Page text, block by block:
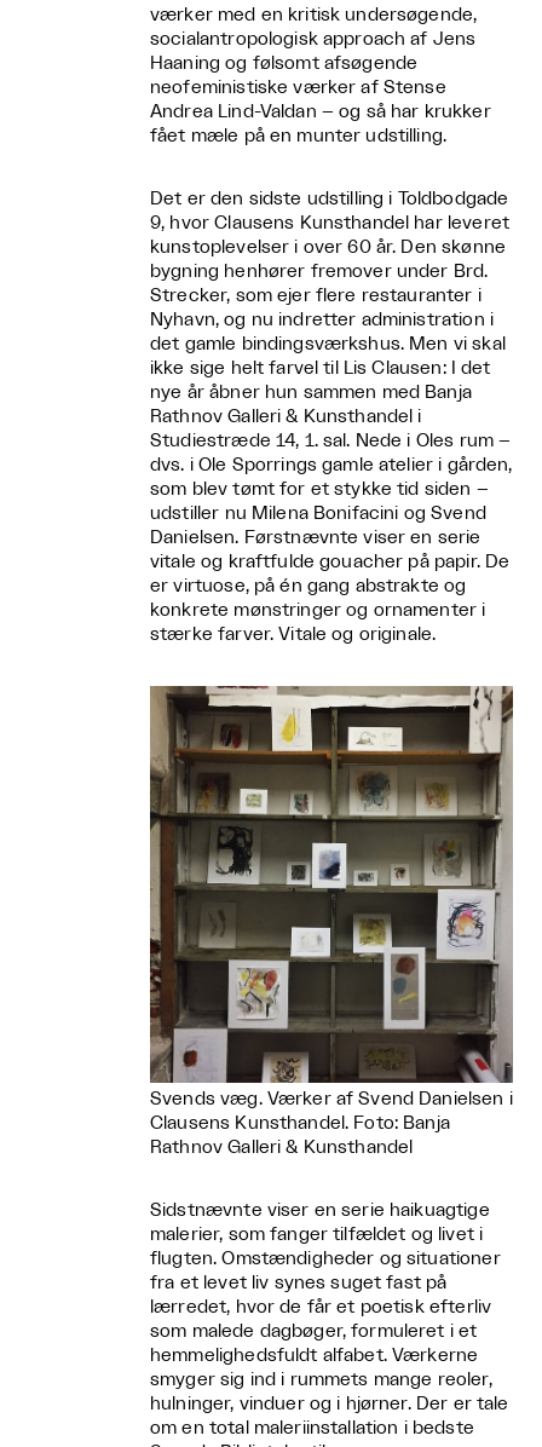
værker med en kritisk undersøgende,
socialantropologisk approach af Jens
Haaning og følsomt afsøgende
neofeministiske værker af Stense
Andrea Lind-Valdan – og så har krukker
fået mæle på en munter udstilling.
Det er den sidste udstilling i Toldbodgade
9, hvor Clausens Kunsthandel har leveret
kunstoplevelser i over 60 år. Den skønne
bygning henhører fremover under Brd.
Strecker, som ejer flere restauranter i
Nyhavn, og nu indretter administration i
det gamle bindingsværkshus. Men vi skal
ikke sige helt farvel til Lis Clausen: I det
nye år åbner hun sammen med Banja
Rathnov Galleri & Kunsthandel i
Studiestræde 14, 1. sal. Nede i Oles rum –
dvs. i Ole Sporrings gamle atelier i gården,
som blev tømt for et stykke tid siden –
udstiller nu Milena Bonifacini og Svend
Danielsen. Førstnævnte viser en serie
vitale og kraftfulde gouacher på papir. De
er virtuose, på én gang abstrakte og
konkrete mønstringer og ornamenter i
stærke farver. Vitale og originale.
Svends væg. Værker af Svend Danielsen i
Clausens Kunsthandel. Foto: Banja
Rathnov Galleri & Kunsthandel
Sidstnævnte viser en serie haikuagtige
malerier, som fanger tilfældet og livet i
flugten. Omstændigheder og situationer
fra et levet liv synes suget fast på
lærredet, hvor de får et poetisk efterliv
som malede dagbøger, formuleret i et
hemmelighedsfuldt alfabet. Værkerne
smyger sig ind i rummets mange reoler,
hulninger, vinduer og i hjørner. Der er tale
om en total maleriinstallation i bedste